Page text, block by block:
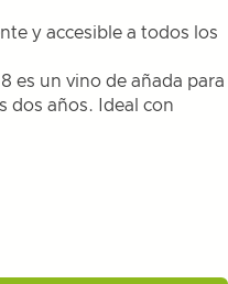
y accesible a todos los
es un vino de añada para
dos años. Ideal con